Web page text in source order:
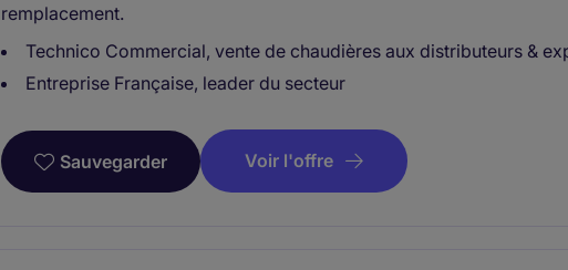
remplacement.
Technico Commercial, vente de chaudières aux distributeurs &
Entreprise Française, leader du secteur
Sauvegarder Voir l'offre